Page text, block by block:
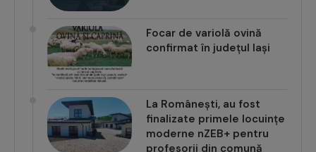
Focar de variolă ovină
confirmat în județul Iași
La Românești, au fost
finalizate primele locuințe
moderne nZEB+ pentru
profesorii din comună